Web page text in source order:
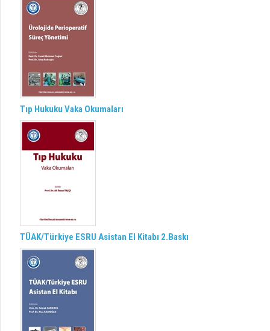
Tıp Hukuku Vaka Okumaları
TÜAK/Türkiye ESRU Asistan El Kitabı 2.Baskı